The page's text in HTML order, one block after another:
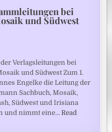
bei
und Südwest
Verlagsleitungen bei
und Südwest Zum 1.
Engelke die Leitung der
Sachbuch, Mosaik,
Südwest und Irisiana
und nimmt eine…Read